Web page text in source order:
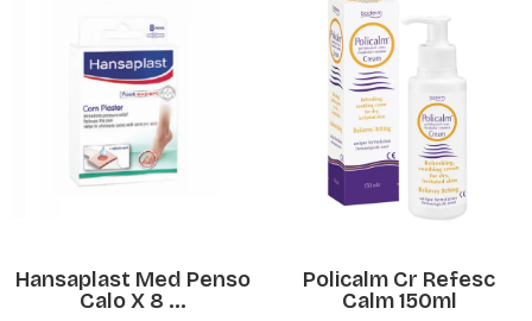
Hansaplast Med Penso
Calo X 8 ...
Policalm Cr Refesc
Calm 150ml